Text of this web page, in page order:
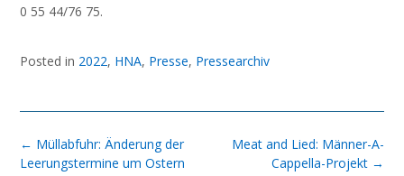
0 55 44/76 75.
Posted in 2022, HNA, Presse, Pressearchiv
Post
navigation
Meat and Lied: Männer-A-
Cappella-Projekt →
← Müllabfuhr: Änderung der
Leerungstermine um Ostern